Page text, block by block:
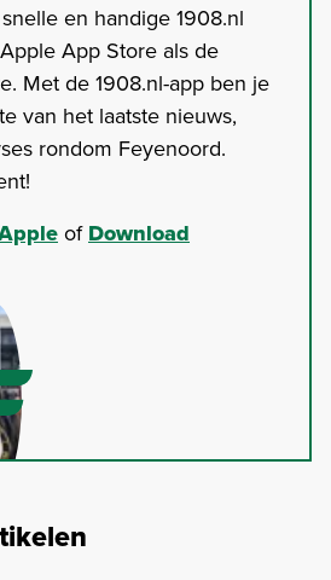
en handige 1908.nl
App Store als de
Met de 1908.nl-app ben je
van het laatste nieuws,
rondom Feyenoord.
ofDownload